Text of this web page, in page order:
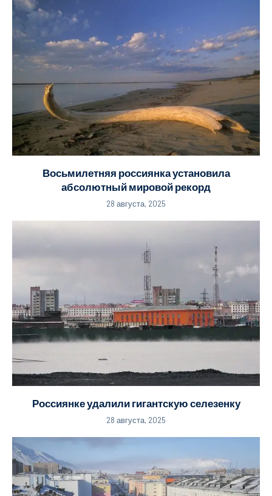
Восьмилетняя россиянка установила
абсолютный мировой рекорд
28 августа, 2025
Россиянке удалили гигантскую селезенку
28 августа, 2025